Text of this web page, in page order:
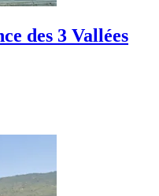
des 3 Vallées